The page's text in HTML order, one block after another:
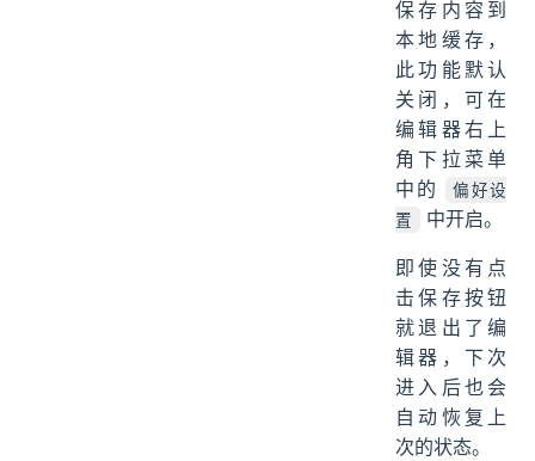
保存内容到
本地缓存，
此功能默认
关闭，可在
编辑器右上
角下拉菜单
中的
偏好设
置
中开启。
即使没有点
击保存按钮
就退出了编
辑器，下次
进入后也会
自动恢复上
次的状态。